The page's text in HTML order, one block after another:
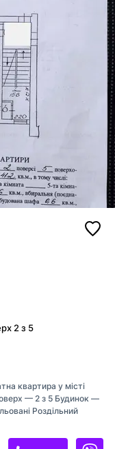
2 з 5
квартира у місті
— 2 з 5 Будинок —
Роздільний
територія,